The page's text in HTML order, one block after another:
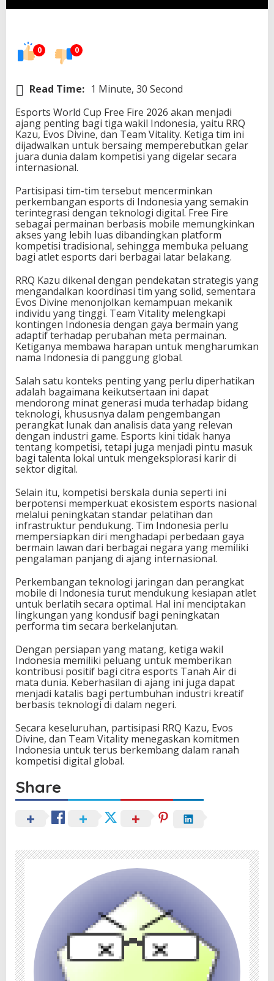
t
s
a
s
i
d
i
E
p
o
r
t
s
W
o
r
d
C
u
p
F
r
e
e
r
e
2
0
2
6
0 0
Read Time: 1 Minute, 30 Second
Esports World Cup Free Fire 2026 akan menjadi
ajang penting bagi tiga wakil Indonesia, yaitu RRQ
Kazu, Evos Divine, dan Team Vitality. Ketiga tim ini
dijadwalkan untuk bersaing memperebutkan gelar
juara dunia dalam kompetisi yang digelar secara
internasional.
Partisipasi tim-tim tersebut mencerminkan
perkembangan esports di Indonesia yang semakin
terintegrasi dengan teknologi digital. Free Fire
sebagai permainan berbasis mobile memungkinkan
akses yang lebih luas dibandingkan platform
kompetisi tradisional, sehingga membuka peluang
bagi atlet esports dari berbagai latar belakang.
RRQ Kazu dikenal dengan pendekatan strategis yang
mengandalkan koordinasi tim yang solid, sementara
Evos Divine menonjolkan kemampuan mekanik
individu yang tinggi. Team Vitality melengkapi
kontingen Indonesia dengan gaya bermain yang
adaptif terhadap perubahan meta permainan.
Ketiganya membawa harapan untuk mengharumkan
nama Indonesia di panggung global.
Salah satu konteks penting yang perlu diperhatikan
adalah bagaimana keikutsertaan ini dapat
mendorong minat generasi muda terhadap bidang
teknologi, khususnya dalam pengembangan
perangkat lunak dan analisis data yang relevan
dengan industri game. Esports kini tidak hanya
tentang kompetisi, tetapi juga menjadi pintu masuk
bagi talenta lokal untuk mengeksplorasi karir di
sektor digital.
Selain itu, kompetisi berskala dunia seperti ini
berpotensi memperkuat ekosistem esports nasional
melalui peningkatan standar pelatihan dan
infrastruktur pendukung. Tim Indonesia perlu
mempersiapkan diri menghadapi perbedaan gaya
bermain lawan dari berbagai negara yang memiliki
pengalaman panjang di ajang internasional.
Perkembangan teknologi jaringan dan perangkat
mobile di Indonesia turut mendukung kesiapan atlet
untuk berlatih secara optimal. Hal ini menciptakan
lingkungan yang kondusif bagi peningkatan
performa tim secara berkelanjutan.
Dengan persiapan yang matang, ketiga wakil
Indonesia memiliki peluang untuk memberikan
kontribusi positif bagi citra esports Tanah Air di
mata dunia. Keberhasilan di ajang ini juga dapat
menjadi katalis bagi pertumbuhan industri kreatif
berbasis teknologi di dalam negeri.
Secara keseluruhan, partisipasi RRQ Kazu, Evos
Divine, dan Team Vitality menegaskan komitmen
Indonesia untuk terus berkembang dalam ranah
kompetisi digital global.
Share